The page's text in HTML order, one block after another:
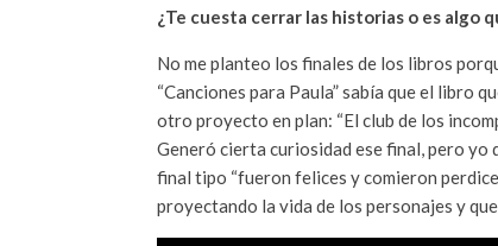
¿Te cuesta cerrar las historias o es algo
No me planteo los finales de los libros
“Canciones para Paula” sabía que el libro
otro proyecto en plan: “El club de los
Generó cierta curiosidad ese final, pero yo
final tipo “fueron felices y comieron
proyectando la vida de los personajes y